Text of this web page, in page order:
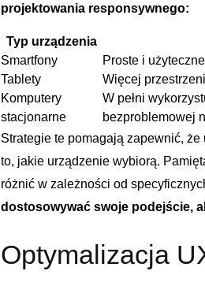
projektowania responsywnego:
Typ urządzenia
Smartfony
Proste i
Tablety
Więcej
Komputery​
stacjonarne
W pełni
bezproblemowej
Strategie te pomagają zapewnić,
to, ⁢jakie urządzenie wybiorą.
⁢różnić w zależności od
dostosowywać swoje​ podejście,
Optymalizacja